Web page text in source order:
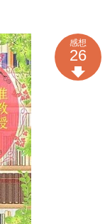
感想
26